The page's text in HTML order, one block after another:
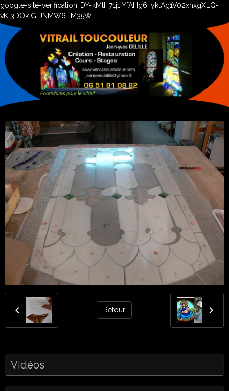
google-site-verification=DY-kMtH71j1iYfAHg6_yklAg1V02xhxgXLQ-
vKl3DOk G-JNMW6TM35W
Retour
Vidéos